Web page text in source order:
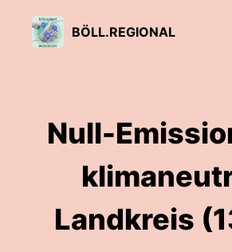
BÖLL.REGIONAL
Null-
Landkreis